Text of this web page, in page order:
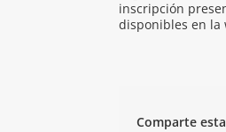
inscripción
disponibles en la
Comparte